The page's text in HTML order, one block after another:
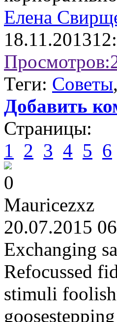
Елена
18.11.2013
Просмотров:
Теги: Советы,
Добавить
Страницы:
1 2 3 4 5 6
0
Mauricezxz
20.07.2015
Exchanging
Refocussed
stimuli